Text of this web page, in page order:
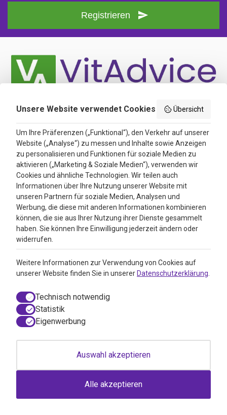
Registrieren
Schnell navigieren
Marken
Sana Intest Darmsanierung
Pille danach online bestellen
Keltisches Meersalz
Vitamunda Darmdetox
9723 ED Groningen
Nederland
shop@vitadvice.de
+ 31 (0)85 13 00 990
Unsere Website verwendet Cookies Übersicht
Um Ihre Präferenzen („Funktional“), den Verkehr auf unserer
Website („Analyse“) zu messen und Inhalte sowie Anzeigen
zu personalisieren und Funktionen für soziale Medien zu
aktivieren („Marketing & Soziale Medien“), verwenden wir
Cookies und ähnliche Technologien. Wir teilen auch
Informationen über Ihre Nutzung unserer Website mit
unseren Partnern für soziale Medien, Analysen und
Werbung, die diese mit anderen Informationen kombinieren
können, die sie aus Ihrer Nutzung ihrer Dienste gesammelt
haben. Sie können Ihre Einwilligung jederzeit ändern oder
widerrufen.
Weitere Informationen zur Verwendung von Cookies auf
unserer Website finden Sie in unserer Datenschutzerklärung
Technisch notwendig
Statistik
Eigenwerbung
Auswahl akzeptieren
Alle akzeptieren